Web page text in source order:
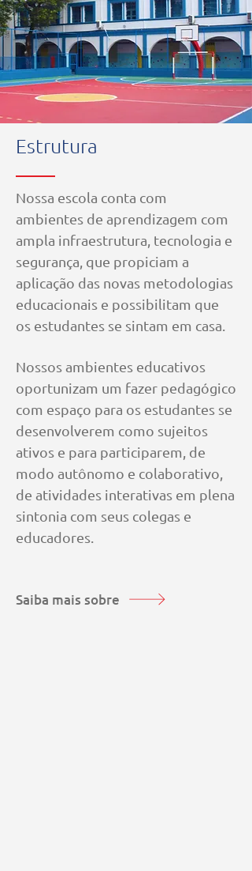
Estrutura
Nossa escola conta com
ambientes de aprendizagem com
ampla infraestrutura, tecnologia e
segurança, que propiciam a
aplicação das novas metodologias
educacionais e possibilitam que
os estudantes se sintam em casa.
Nossos ambientes educativos
oportunizam um fazer pedagógico
com espaço para os estudantes se
desenvolverem como sujeitos
ativos e para participarem, de
modo autônomo e colaborativo,
de atividades interativas em plena
sintonia com seus colegas e
educadores.
Saiba mais sobre